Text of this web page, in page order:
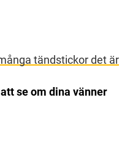
tändstickor det är
se om dina vänner